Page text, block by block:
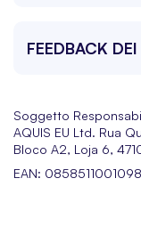
FEEDBACK
Soggetto
AQUIS EU Ltd. Rua
Bloco A2, Loja 6,
EAN: 0858511001098